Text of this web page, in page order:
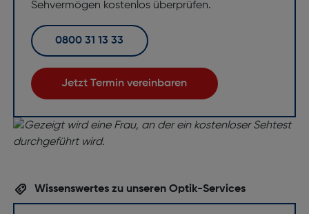
Sehvermögen kostenlos überprüfen.
0800 31 13 33
Jetzt Termin vereinbaren
Wissenswertes zu unseren Optik-Services